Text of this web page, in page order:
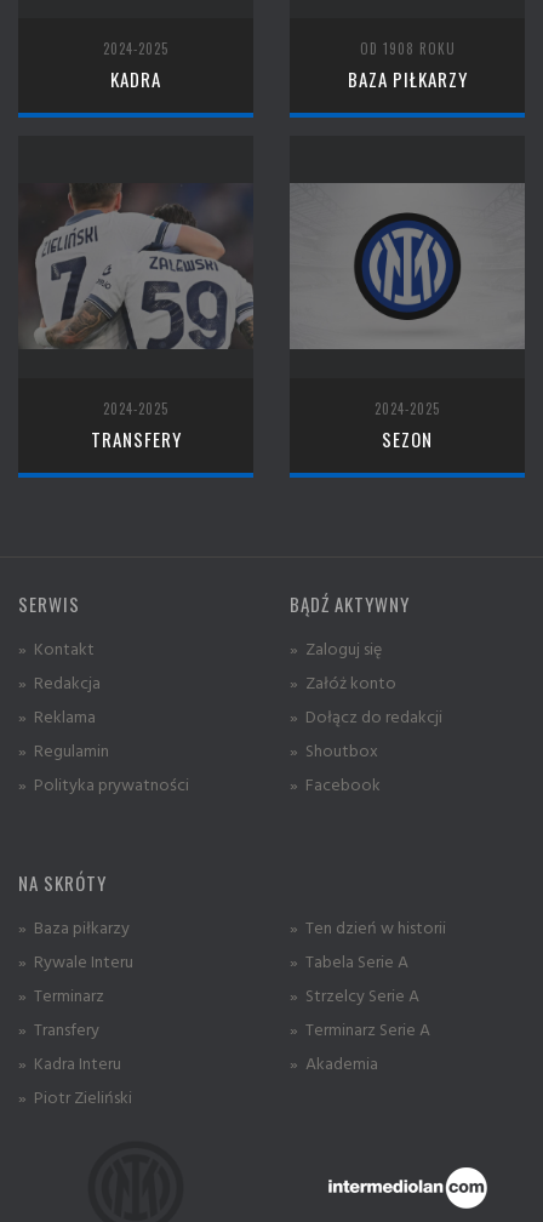
2024-2025
KADRA
OD 1908 ROKU
BAZA PIŁKARZY
2024-2025
TRANSFERY
2024-2025
SEZON
SERWIS
» Kontakt
» Redakcja
» Reklama
» Regulamin
» Polityka prywatności
BĄDŹ AKTYWNY
» Zaloguj się
» Załóż konto
» Dołącz do redakcji
» Shoutbox
» Facebook
NA SKRÓTY
» Baza piłkarzy
» Rywale Interu
» Terminarz
» Transfery
» Kadra Interu
» Piotr Zieliński
» Ten dzień w historii
» Tabela Serie A
» Strzelcy Serie A
» Terminarz Serie A
» Akademia